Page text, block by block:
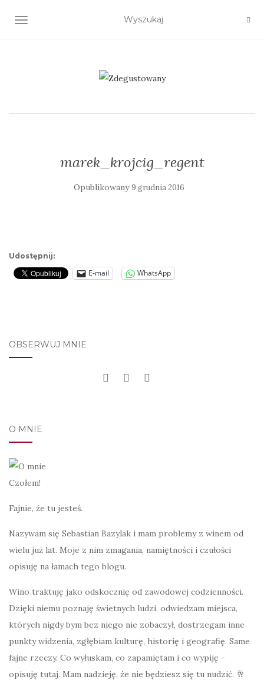
TOGGLE NAVIGATION
marek_krojcig_regent
Opublikowany9 grudnia 2016
Udostępnij:
E-mail WhatsApp
OBSERWUJ MNIE
O MNIE
Czołem!
Fajnie, że tu jesteś.
Nazywam się Sebastian Bazylak i mam problemy z winem od
wielu już lat. Moje z nim zmagania, namiętności i czułości
opisuję na łamach tego blogu.
Wino traktuję jako odskocznię od zawodowej codzienności.
Dzięki niemu poznaję świetnych ludzi, odwiedzam miejsca,
których nigdy bym bez niego nie zobaczył, dostrzegam inne
punkty widzenia, zgłębiam kulturę, historię i geografię. Same
fajne rzeczy. Co wyłuskam, co zapamiętam i co wypiję -
opisuję tutaj. Mam nadzieję, że nie będziesz się tu nudzić. 🥂